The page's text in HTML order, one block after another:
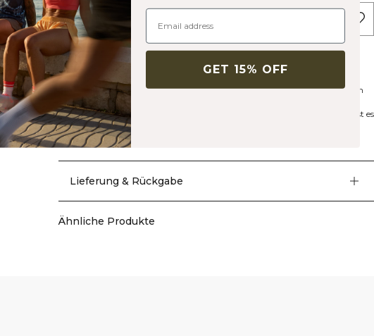
IN DEN WARENKORB LEGEN
Beschreibung
100 % Baumwolle
Oversized Fit
Brustprint
Schwere Baumwolle
Dieses T-Shirt ist aus 100% schwerer Baumwolle gefertigt und verbindet ein
weiches, strapazierfähiges Tragegefühl mit einer modernen Oversized-
Passform. Mit einem markanten Brustprint und einer lässigen Silhouette ist es
perfekt für den Alltag, zum Layern oder für entspannte Athleisure-Looks
geeignet.
Technical Aspects
Lieferung & Rückgabe
Ähnliche Produkte
GET 15% OFF